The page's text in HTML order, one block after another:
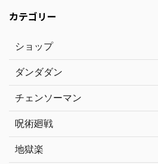
カテゴリー
ショップ
ダンダダン
チェンソーマン
呪術廻戦
地獄楽